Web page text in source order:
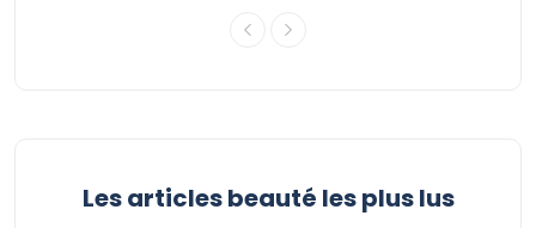
Les articles beauté les plus lus